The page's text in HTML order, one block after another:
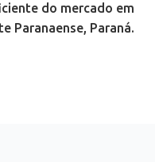
do mercado em
Paranaense, Paraná.